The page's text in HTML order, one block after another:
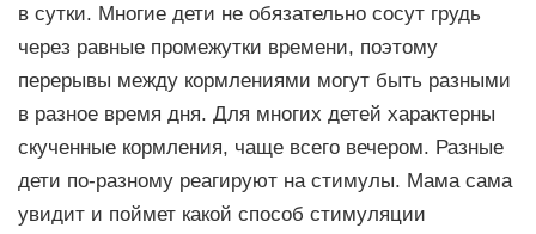
в сутки. Многие дети не обязательно сосут грудь
через равные промежутки времени, поэтому
перерывы между кормлениями могут быть разными
в разное время дня. Для многих детей характерны
скученные кормления, чаще всего вечером. Разные
дети по-разному реагируют на стимулы. Мама сама
увидит и поймет какой способ стимуляции